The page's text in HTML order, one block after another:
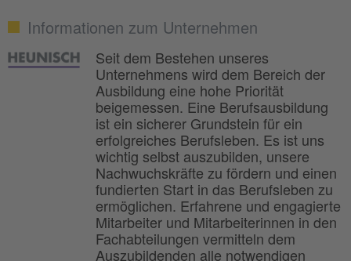
Informationen zum Unternehmen
Seit dem Bestehen unseres
Unternehmens wird dem Bereich der
Ausbildung eine hohe Priorität
beigemessen. Eine Berufsausbildung
ist ein sicherer Grundstein für ein
erfolgreiches Berufsleben. Es ist uns
wichtig selbst auszubilden, unsere
Nachwuchskräfte zu fördern und einen
fundierten Start in das Berufsleben zu
ermöglichen. Erfahrene und engagierte
Mitarbeiter und Mitarbeiterinnen in den
Fachabteilungen vermitteln dem
Auszubildenden alle notwendigen